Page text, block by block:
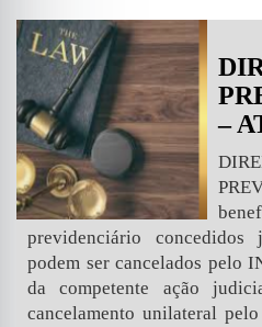
–
previdenciário concedidos
podem ser cancelados pelo
da competente ação
cancelamento unilateral